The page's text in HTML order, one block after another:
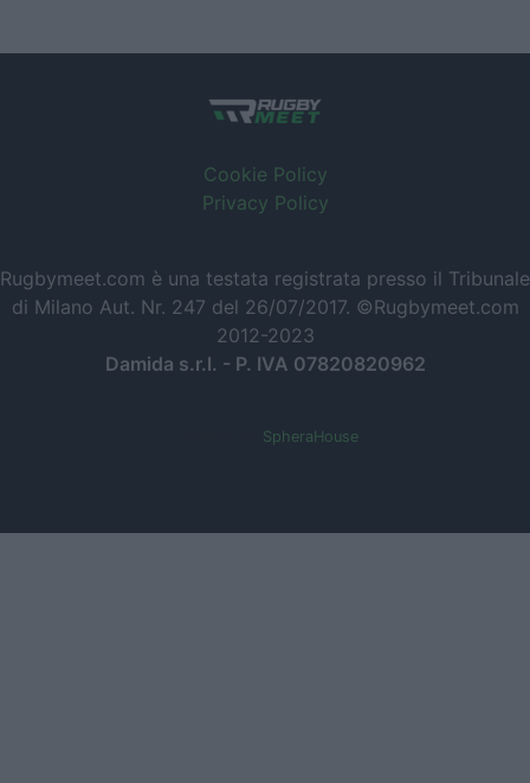
Cookie Policy
Privacy Policy
Rugbymeet.com è una testata registrata presso il Tribunale
di Milano Aut. Nr. 247 del 26/07/2017. ©Rugbymeet.com
2012-2023
Damida s.r.l. - P. IVA 07820820962
SpheraHouse